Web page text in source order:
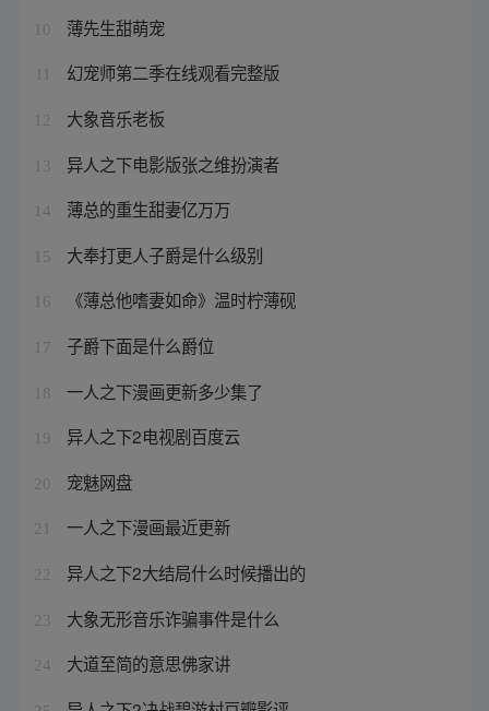
10 薄先生甜萌宠
幻宠师第二季在线观看完整版
12 大象音乐老板
13 异人之下电影版张之维扮演者
14 薄总的重生甜妻亿万万
15 大奉打更人子爵是什么级别
16 《薄总他嗜妻如命》温时柠薄砚
17 子爵下面是什么爵位
18 一人之下漫画更新多少集了
19 异人之下2电视剧百度云
20 宠魅网盘
21 一人之下漫画最近更新
22 异人之下2大结局什么时候播出的
23 大象无形音乐诈骗事件是什么
24 大道至简的意思佛家讲